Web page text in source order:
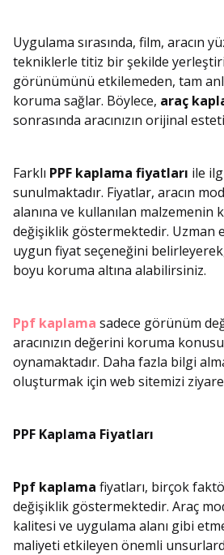
Uygulama sırasında, film, aracın
tekniklerle titiz bir şekilde
görünümünü etkilemeden, tam
koruma sağlar. Böylece, araç
sonrasında aracınızın orijinal
Farklı PPF kaplama fiyatları ile
sunulmaktadır. Fiyatlar, aracın
alanına ve kullanılan malzemenin
değişiklik göstermektedir. Uzman
uygun fiyat seçeneğini belirleyerek,
boyu koruma altına alabilirsiniz.
Ppf kaplama sadece görünüm
aracınızın değerini koruma
oynamaktadır. Daha fazla bilgi
oluşturmak için web sitemizi
PPF Kaplama Fiyatları
Ppf kaplama fiyatları, birçok
değişiklik göstermektedir. Araç
kalitesi ve uygulama alanı gibi
maliyeti etkileyen önemli